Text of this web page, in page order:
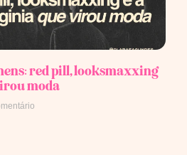
red pill, looksmaxxing
moda